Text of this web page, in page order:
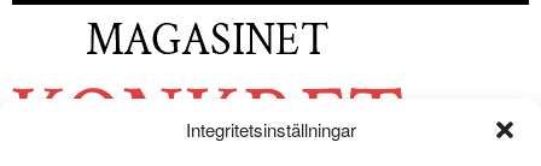
Integritetsinställningar